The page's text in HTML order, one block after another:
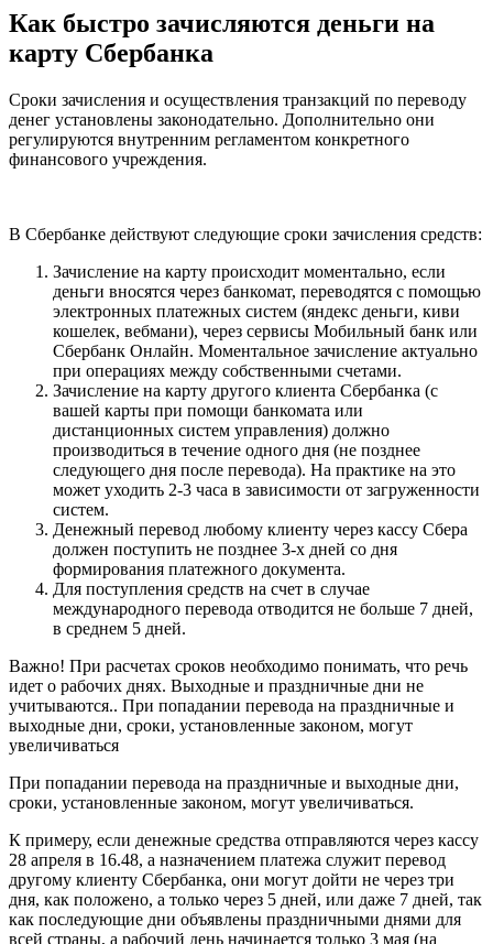
Как быстро зачисляются деньги на
карту Сбербанка
Сроки зачисления и осуществления транзакций по переводу
денег установлены законодательно. Дополнительно они
регулируются внутренним регламентом конкретного
финансового учреждения.
В Сбербанке действуют следующие сроки зачисления средств:
Зачисление на карту происходит моментально, если
деньги вносятся через банкомат, переводятся с помощью
электронных платежных систем (яндекс деньги, киви
кошелек, вебмани), через сервисы Мобильный банк или
Сбербанк Онлайн. Моментальное зачисление актуально
при операциях между собственными счетами.
Зачисление на карту другого клиента Сбербанка (с
вашей карты при помощи банкомата или
дистанционных систем управления) должно
производиться в течение одного дня (не позднее
следующего дня после перевода). На практике на это
может уходить 2-3 часа в зависимости от загруженности
систем.
Денежный перевод любому клиенту через кассу Сбера
должен поступить не позднее 3-х дней со дня
формирования платежного документа.
Для поступления средств на счет в случае
международного перевода отводится не больше 7 дней,
в среднем 5 дней.
Важно! При расчетах сроков необходимо понимать, что речь
идет о рабочих днях. Выходные и праздничные дни не
учитываются.. При попадании перевода на праздничные и
выходные дни, сроки, установленные законом, могут
увеличиваться
При попадании перевода на праздничные и выходные дни,
сроки, установленные законом, могут увеличиваться.
К примеру, если денежные средства отправляются через кассу
28 апреля в 16.48, а назначением платежа служит перевод
другому клиенту Сбербанка, они могут дойти не через три
дня, как положено, а только через 5 дней, или даже 7 дней, так
как последующие дни объявлены праздничными днями для
всей страны, а рабочий день начинается только 3 мая (на